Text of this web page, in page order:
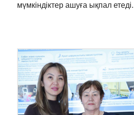
мүмкіндіктер ашуға ықпал етеді.